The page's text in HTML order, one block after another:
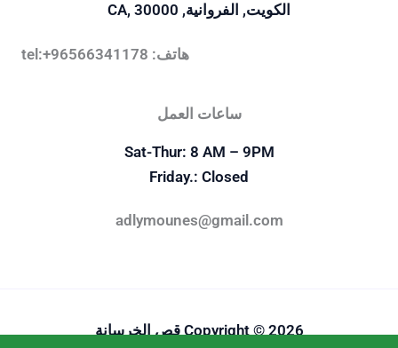
الكويت, الفروانية, CA, 30000
هاتف: tel:+96566341178
ساعات العمل
Sat-Thur: 8 AM – 9PM
Friday.: Closed
adlymounes@gmail.com
Copyright © 2026 قص الخرسانة